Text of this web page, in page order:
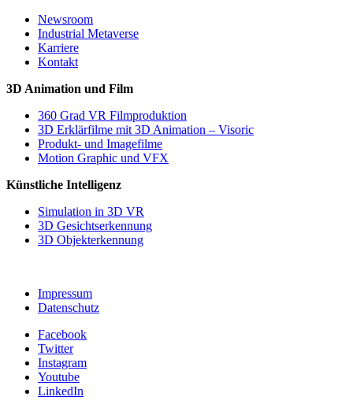
Newsroom
Industrial Metaverse
Karriere
Kontakt
3D Animation und Film
360 Grad VR Filmproduktion
3D Erklärfilme mit 3D Animation – Visoric
Produkt- und Imagefilme
Motion Graphic und VFX
Künstliche Intelligenz
Simulation in 3D VR
3D Gesichtserkennung
3D Objekterkennung
Impressum
Datenschutz
Facebook
Twitter
Instagram
Youtube
LinkedIn